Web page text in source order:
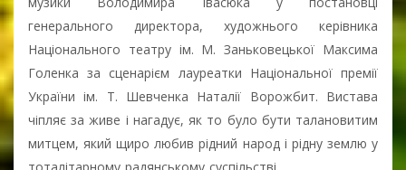
генерального директора, художнього керівника
Національного театру ім. М. Заньковецької Максима
Голенка за сценарієм лауреатки Національної премії
України ім. Т. Шевченка Наталії Ворожбит. Вистава
чіпляє за живе і нагадує, як то було бути талановитим
митцем, який щиро любив рідний народ і рідну землю у